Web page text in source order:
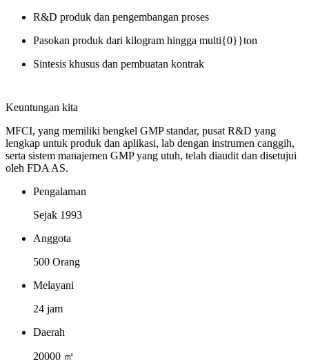
R&D produk dan pengembangan proses
Pasokan produk dari kilogram hingga multi{0}}ton
Sintesis khusus dan pembuatan kontrak
Keuntungan kita
MFCI, yang memiliki bengkel GMP standar, pusat R&D yang
lengkap untuk produk dan aplikasi, lab dengan instrumen canggih,
serta sistem manajemen GMP yang utuh, telah diaudit dan disetujui
oleh FDA AS.
Pengalaman
Sejak 1993
Anggota
500 Orang
Melayani
24 jam
Daerah
20000 ㎡